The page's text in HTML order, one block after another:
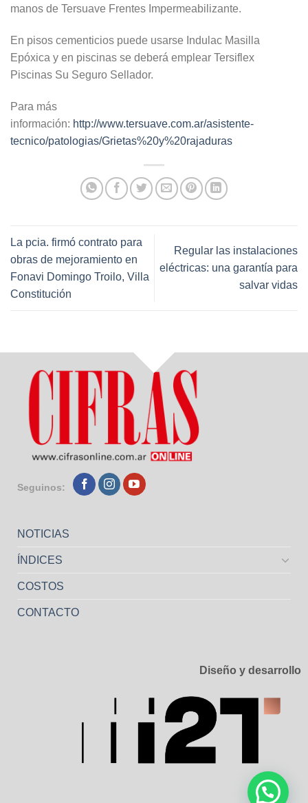
manos de Tersuave Frentes Impermeabilizante.
En pisos cementicios puede usarse Indulac Masilla
Epóxica y en piscinas se deberá emplear Tersiflex
Piscinas Su Seguro Sellador.
Para más
información: http://www.tersuave.com.ar/asistente-
tecnico/patologias/Grietas%20y%20rajaduras
La pcia. firmó contrato para
obras de mejoramiento en
Fonavi Domingo Troilo, Villa
Constitución
Regular las instalaciones
eléctricas: una garantía para
salvar vidas
Seguinos:
NOTICIAS
ÍNDICES
COSTOS
CONTACTO
Diseño y desarrollo